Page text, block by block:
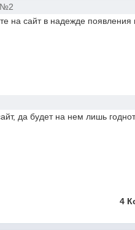
№2
на сайт в надежде появления
да будет на нем лишь
4